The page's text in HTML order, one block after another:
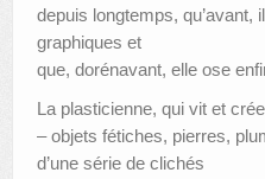
depuis longtemps,
graphiques et
que, dorénavant, elle ose
La plasticienne, qui vit et
– objets fétiches, pierres,
d’une série de clichés